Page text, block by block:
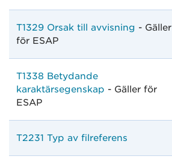
T1329 Orsak till avvisning - Gäller
för ESAP
T1338 Betydande
karaktärsegenskap - Gäller för
ESAP
T2231 Typ av filreferens